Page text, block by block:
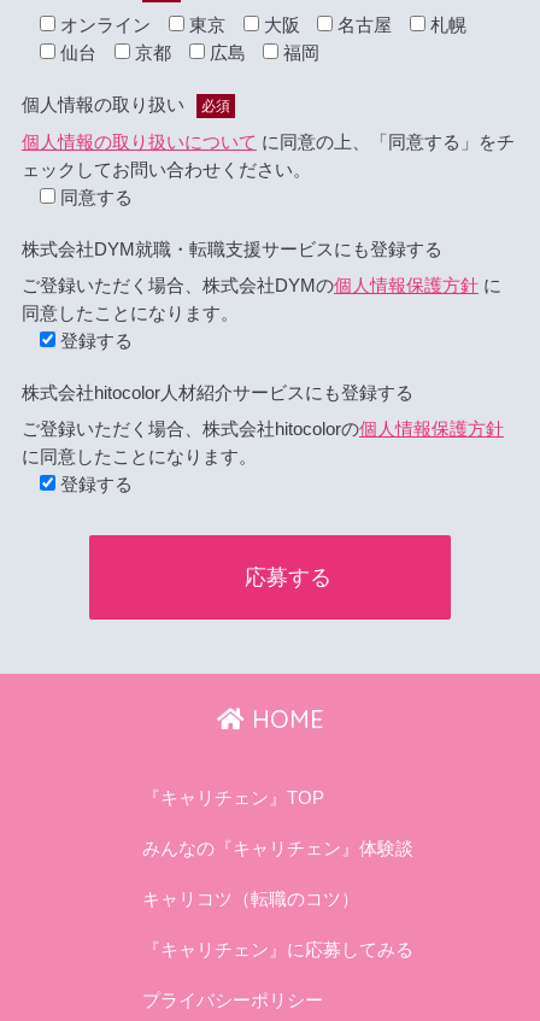
オンライン 東京 大阪 名古屋
札幌
仙台
京都 広島 福岡
個人情報の取り扱い 必須
個人情報の取り扱いについて に同意の上、「同意する」をチ
ェックしてお問い合わせください。
同意する
株式会社DYM就職・転職支援サービスにも登録する
ご登録いただく場合、株式会社DYMの個人情報保護方針に
同意したことになります。
登録する
株式会社hitocolor人材紹介サービスにも登録する
ご登録いただく場合、株式会社hitocolorの個人情報保護方針
に同意したことになります。
登録する
HOME
『キャリチェン』TOP
みんなの『キャリチェン』体験談
キャリコツ（転職のコツ）
『キャリチェン』に応募してみる
プライバシーポリシー